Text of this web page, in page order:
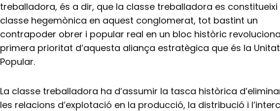
treballadora, és a dir, que la classe treballadora es
classe hegemònica en aquest conglomerat, tot bastint un
contrapoder obrer i popular real en un bloc històric
primera prioritat d’aquesta aliança estratègica que és la Unitat
Popular.
La classe treballadora ha d’assumir la tasca històrica
les relacions d’explotació en la producció, la distribució i